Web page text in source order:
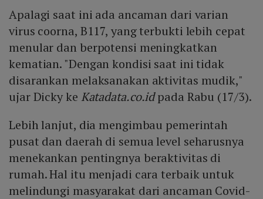
Apalagi saat ini ada ancaman dari varian
virus coorna, B117, yang terbukti lebih cepat
menular dan berpotensi meningkatkan
kematian. "Dengan kondisi saat ini tidak
disarankan melaksanakan aktivitas mudik,"
ujar Dicky ke Katadata.co.idpada Rabu (17/3).
Lebih lanjut, dia mengimbau pemerintah
pusat dan daerah di semua level seharusnya
menekankan pentingnya beraktivitas di
rumah. Hal itu menjadi cara terbaik untuk
melindungi masyarakat dari ancaman Covid-